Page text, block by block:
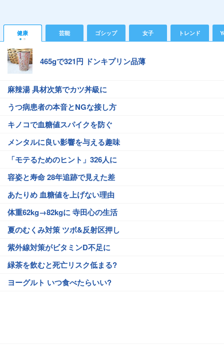
健康 芸能 ゴシップ 女子 トレンド
465gで321円 ドンキプリン品薄
麻辣湯 具材次第でカツ丼級に
うつ病患者の本音とNGな接し方
キノコで血糖値スパイクを防ぐ
メンタルに良い影響を与える趣味
「モテるためのヒント」326人に
容姿と寿命 28年追跡で見えた差
あたりめ 血糖値を上げない理由
体重62kg→82kgに 寺田心の生活
夏のむくみ対策 ツボ&反射区押し
紫外線対策がビタミンD不足に
緑茶を飲むと死亡リスク低まる?
ヨーグルト いつ食べたらいい?